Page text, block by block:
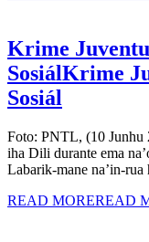
Krime
SosiálKrime
Sosiál
Foto: PNTL, (10 Junhu
iha Dili durante ema
Labarik-mane na’in-rua
READ MOREREAD